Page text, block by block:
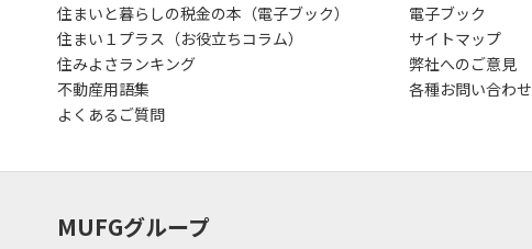
住まいと暮らしの税金の本（電子ブック）
住まい１プラス（お役立ちコラム）
住みよさランキング
不動産用語集
よくあるご質問
電子ブック
サイトマップ
弊社へのご意見
各種お問い合わせ
MUFGグループ